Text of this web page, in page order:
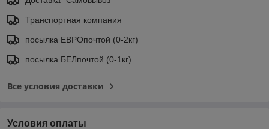
Транспортная компания
посылка ЕВРОпочтой (0-2кг)
посылка БЕЛпочтой (0-1кг)
Все условия доставки
Условия оплаты